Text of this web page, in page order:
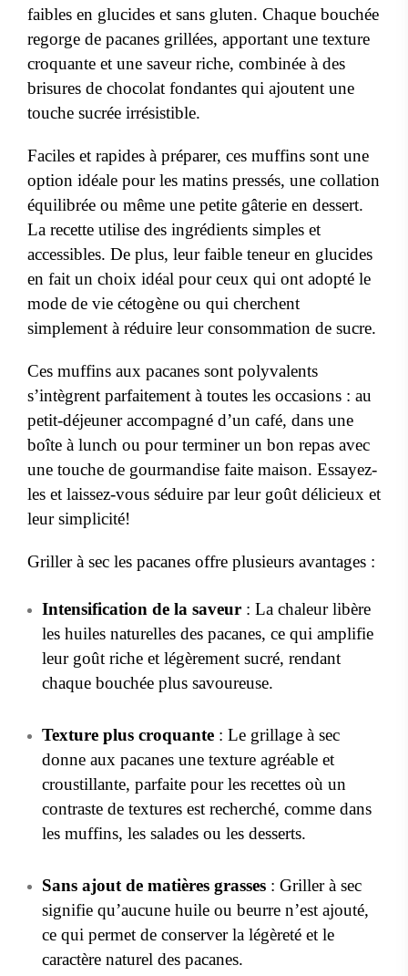
faibles en glucides et sans gluten. Chaque bouchée
regorge de pacanes grillées, apportant une texture
croquante et une saveur riche, combinée à des
brisures de chocolat fondantes qui ajoutent une
touche sucrée irrésistible.
Faciles et rapides à préparer, ces muffins sont une
option idéale pour les matins pressés, une collation
équilibrée ou même une petite gâterie en dessert.
La recette utilise des ingrédients simples et
accessibles. De plus, leur faible teneur en glucides
en fait un choix idéal pour ceux qui ont adopté le
mode de vie cétogène ou qui cherchent
simplement à réduire leur consommation de sucre.
Ces muffins aux pacanes sont polyvalents
s’intègrent parfaitement à toutes les occasions : au
petit-déjeuner accompagné d’un café, dans une
boîte à lunch ou pour terminer un bon repas avec
une touche de gourmandise faite maison. Essayez-
les et laissez-vous séduire par leur goût délicieux et
leur simplicité!
Griller à sec les pacanes offre plusieurs avantages :
Intensification de la saveur : La chaleur libère
les huiles naturelles des pacanes, ce qui amplifie
leur goût riche et légèrement sucré, rendant
chaque bouchée plus savoureuse.
Texture plus croquante : Le grillage à sec
donne aux pacanes une texture agréable et
croustillante, parfaite pour les recettes où un
contraste de textures est recherché, comme dans
les muffins, les salades ou les desserts.
Sans ajout de matières grasses : Griller à sec
signifie qu’aucune huile ou beurre n’est ajouté,
ce qui permet de conserver la légèreté et le
caractère naturel des pacanes.